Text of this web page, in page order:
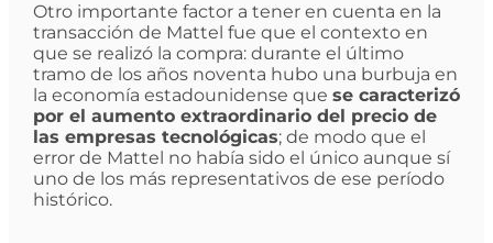
Otro importante factor a tener en cuenta en la
transacción de Mattel fue que el contexto en
que se realizó la compra: durante el último
tramo de los años noventa hubo una burbuja en
la economía estadounidense que se caracterizó
por el aumento extraordinario del precio de
las empresas tecnológicas; de modo que el
error de Mattel no había sido el único aunque sí
uno de los más representativos de ese período
histórico.